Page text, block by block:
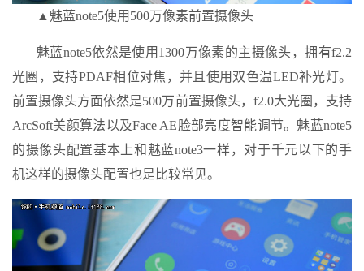
▲魅蓝note5使用500万像素前置摄像头
魅蓝note5依然是使用1300万像素的主摄像头，拥有f2.2
光圈，支持PDAF相位对焦，并且使用双色温LED补光灯。
前置摄像头方面依然是500万前置摄像头，f2.0大光圈，支持
ArcSoft美颜算法以及Face AE脸部亮度智能调节。魅蓝note5
的摄像头配置基本上和魅蓝note3一样，对于千元以下的手
机这样的摄像头配置也是比较常见。